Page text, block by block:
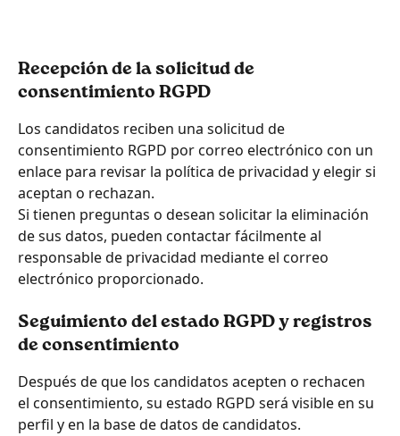
Recepción de la solicitud de
consentimiento RGPD
Los candidatos reciben una solicitud de
consentimiento RGPD por correo electrónico con un
enlace para revisar la política de privacidad y elegir si
aceptan o rechazan.
Si tienen preguntas o desean solicitar la eliminación
de sus datos, pueden contactar fácilmente al
responsable de privacidad mediante el correo
electrónico proporcionado.
Seguimiento del estado RGPD y registros
de consentimiento
Después de que los candidatos acepten o rechacen
el consentimiento, su estado RGPD será visible en su
perfil y en la base de datos de candidatos.